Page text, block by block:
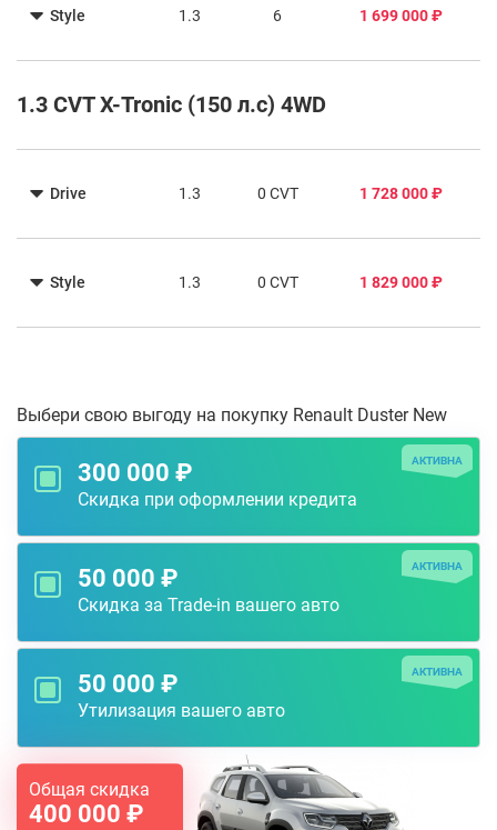
Style 1.3 6 1 699 000 ₽
1.3 CVT X-Tronic (150 л.с) 4WD
Drive 1.3 0 CVT 1 728 000 ₽
Style 1.3 0 CVT 1 829 000 ₽
Выбери свою выгоду на покупку Renault Duster New
300 000 ₽
Скидка при оформлении кредита
АКТИВНА
50 000 ₽
Скидка за Trade-in вашего авто
АКТИВНА
50 000 ₽
Утилизация вашего авто
АКТИВНА
Общая скидка
400 000 ₽